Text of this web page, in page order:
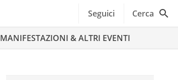
Seguici Cerca
MANIFESTAZIONI & ALTRI EVENTI